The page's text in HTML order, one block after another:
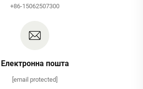
+86-15062507300
Електронна пошта
[email protected]